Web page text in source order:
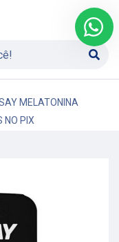
MELATONINA
NO PIX